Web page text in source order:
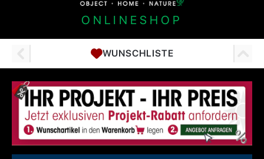
ONLINESHOP
WUNSCHLISTE